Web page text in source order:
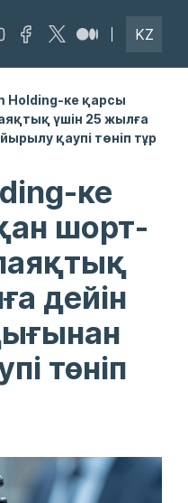
KZ
Holding-ке қарсы
үшін 25 жылға
қаупі төніп тұр
ке
шорт-
дейін
төніп